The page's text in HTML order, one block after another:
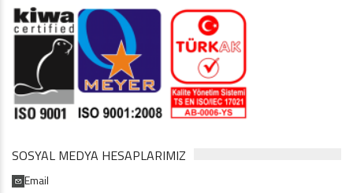
SOSYAL MEDYA HESAPLARIMIZ
Email